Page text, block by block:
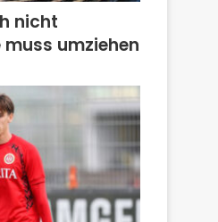
nicht
umziehen